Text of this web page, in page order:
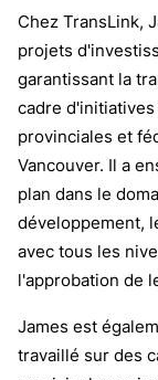
Chez TransLink,
projets
garantissant la
cadre
provinciales et
Vancouver. Il a
plan dans le
développement,
avec tous les
l'approbation de
James est
travaillé sur des